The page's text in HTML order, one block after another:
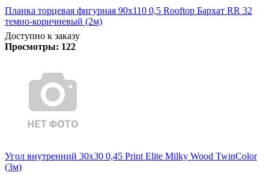
Планка торцевая фигурная 90х110 0,5 Rooftop Бархат RR 32
темно-коричневый (2м)
Доступно к заказу
Просмотры: 122
Угол внутренний 30х30 0,45 Print Elite Milky Wood TwinColor
(3м)